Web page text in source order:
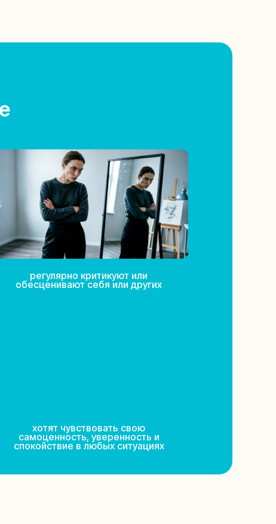
регулярно критикуют или
обесценивают себя или других
хотят чувствовать свою
самоценность, уверенность и
спокойствие в любых ситуациях